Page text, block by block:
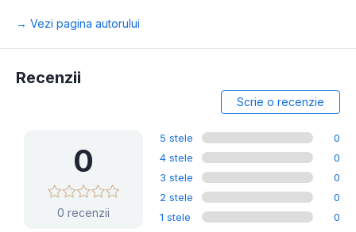
→ Vezi pagina autorului
Recenzii
Scrie o recenzie
0
0 recenzii
5 stele
0
4 stele
0
3 stele
0
2 stele
0
1 stele
0